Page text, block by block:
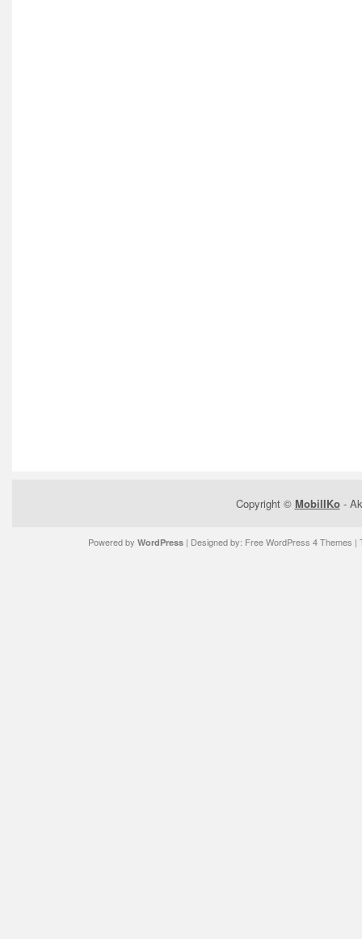
Copyright © MobilIKo-
Powered by WordPress| Designed by: Free WordPress 4 Themes |